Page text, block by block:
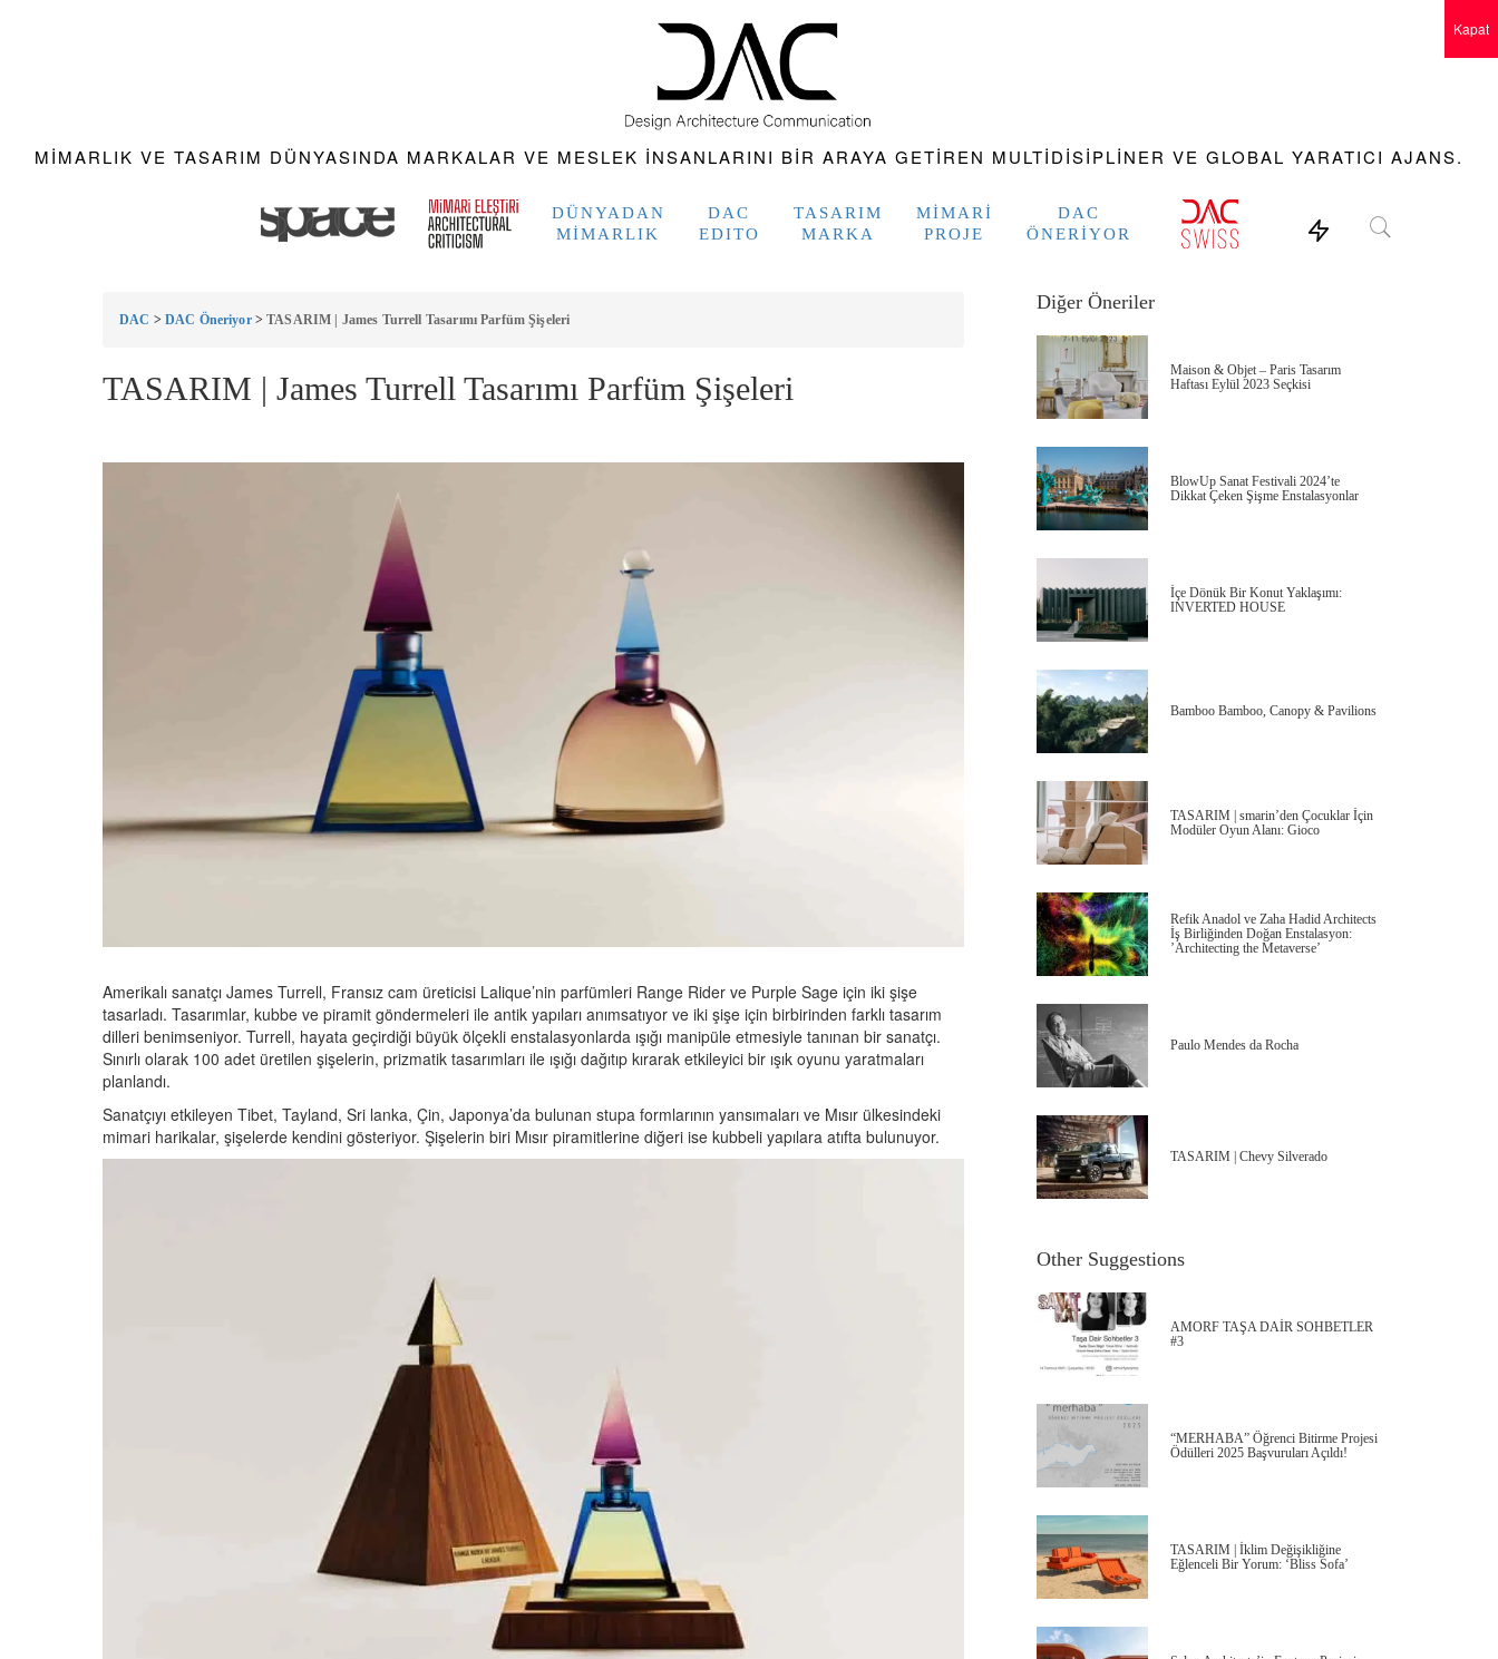
MIMARLIK VE TASARIM DÜNYASINDA MARKALAR VE MESLEK INSANLARINI BIR ARAYA GETIREN MULTIDISIPLINER VE GLOBAL YARATICI AJANS.
DÜNYADAN
MIMARLIK
DAC
EDITO
TASARIM
MARKA
MIMARI
PROJE
DAC
ÖNERIYOR
DAC > DAC Öneriyor>TASARIM | James Turrell Tasarımı Parfüm Şişeleri
TASARIM | James Turrell Tasarımı Parfüm Şişeleri
Amerikalı sanatçı James Turrell, Fransız cam üreticisi Lalique’nin parfümleri Range Rider ve Purple Sage için iki şişe
tasarladı. Tasarımlar, kubbe ve piramit göndermeleri ile antik yapıları anımsatıyor ve iki şişe için birbirinden farklı tasarım
dilleri benimseniyor. Turrell, hayata geçirdiği büyük ölçekli enstalasyonlarda ışığı manipüle etmesiyle tanınan bir sanatçı.
Sınırlı olarak 100 adet üretilen şişelerin, prizmatik tasarımları ile ışığı dağıtıp kırarak etkileyici bir ışık oyunu yaratmaları
planlandı.
Sanatçıyı etkileyen Tibet, Tayland, Sri lanka, Çin, Japonya’da bulunan stupa formlarının yansımaları ve Mısır ülkesindeki
mimari harikalar, şişelerde kendini gösteriyor. Şişelerin biri Mısır piramitlerine diğeri ise kubbeli yapılara atıfta bulunuyor.
Diğer Öneriler
Maison & Objet – Paris Tasarım
Haftası Eylül 2023 Seçkisi
BlowUp Sanat Festivali 2024’te
Dikkat Çeken Şişme Enstalasyonlar
İçe Dönük Bir Konut Yaklaşımı:
INVERTED HOUSE
Bamboo Bamboo, Canopy & Pavilions
TASARIM | smarin’den Çocuklar İçin
Modüler Oyun Alanı: Gioco
Refik Anadol ve Zaha Hadid Architects
İş Birliğinden Doğan Enstalasyon:
’Architecting the Metaverse’
Paulo Mendes da Rocha
TASARIM | Chevy Silverado
Other Suggestions
AMORF TAŞA DAİR SOHBETLER
#3
“MERHABA” Öğrenci Bitirme Projesi
Ödülleri 2025 Başvuruları Açıldı!
TASARIM | İklim Değişikliğine
Eğlenceli Bir Yorum: ‘Bliss Sofa’
Kapat